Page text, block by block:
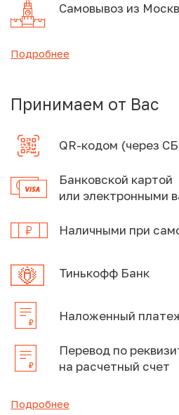
Самовывоз из
Подробнее
Принимаем от Вас
QR-кодом (через
Банковской картой
или электронными
Наличными при
Тинькофф Банк
Наложенный
Перевод по
на расчетный счет
Подробнее